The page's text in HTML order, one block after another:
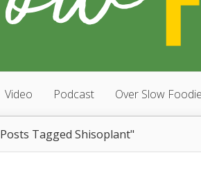
Video Podcast Over Slow
Posts Tagged Shisoplant"